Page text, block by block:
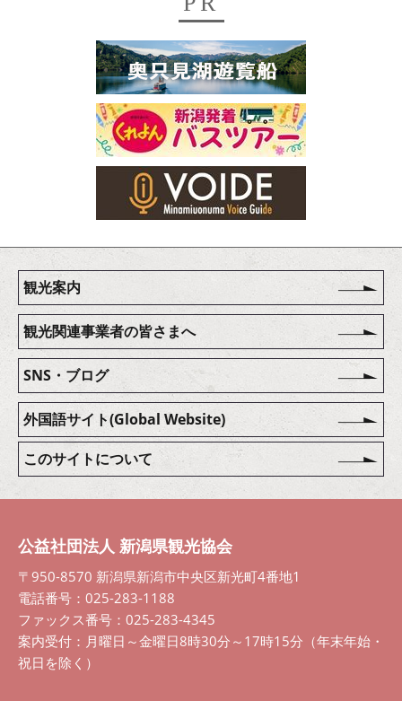
観光案内
観光関連事業者の皆さまへ
SNS・ブログ
外国語サイト(Global Website)
このサイトについて
公益社団法人 新潟県観光協会
〒950-8570 新潟県新潟市中央区新光町4番地1
電話番号：025-283-1188
ファックス番号：025-283-4345
案内受付：月曜日～金曜日8時30分～17時15分（年末年始・
祝日を除く）